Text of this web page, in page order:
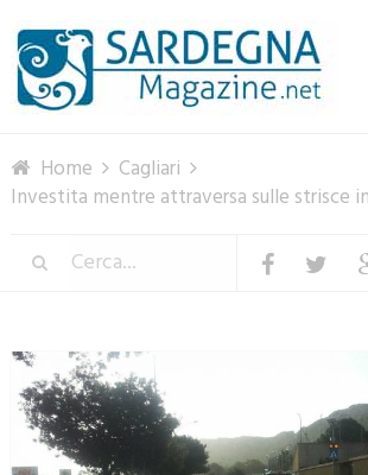
Home
Cagliari
Investita mentre attraversa sulle strisce